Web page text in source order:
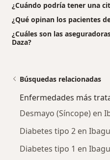
¿Cuándo podría tener una
¿Qué opinan los pacientes
¿Cuáles son las
Daza?
Búsquedas relacionadas
Enfermedades más
Desmayo (Síncope) en
Diabetes tipo 2 en
Diabetes tipo 1 en